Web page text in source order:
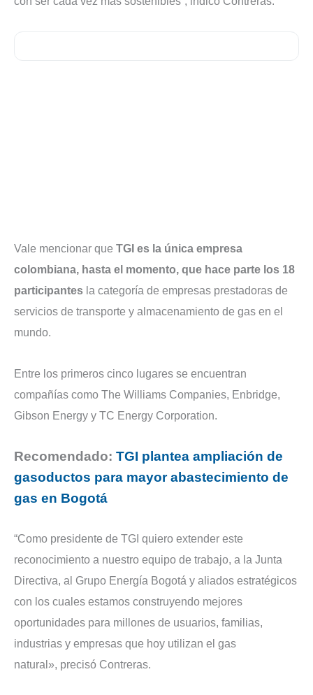
Vale mencionar que TGI es la única empresa
colombiana, hasta el momento, que hace parte los 18
participantes la categoría de empresas prestadoras de
servicios de transporte y almacenamiento de gas en el
mundo.
Entre los primeros cinco lugares se encuentran
compañías como The Williams Companies, Enbridge,
Gibson Energy y TC Energy Corporation.
Recomendado: TGI plantea ampliación de
gasoductos para mayor abastecimiento de
gas en Bogotá
“Como presidente de TGI quiero extender este
reconocimiento a nuestro equipo de trabajo, a la Junta
Directiva, al Grupo Energía Bogotá y aliados estratégicos
con los cuales estamos construyendo mejores
oportunidades para millones de usuarios, familias,
industrias y empresas que hoy utilizan el gas
natural», precisó Contreras.